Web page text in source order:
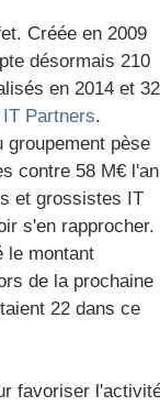
Créée en 2009
désormais 210
en 2014 et 32
IT Partners.
groupement pèse
contre 58 M€ l'an
et grossistes IT
s'en rapprocher.
le montant
de la prochaine
22 dans ce
favoriser